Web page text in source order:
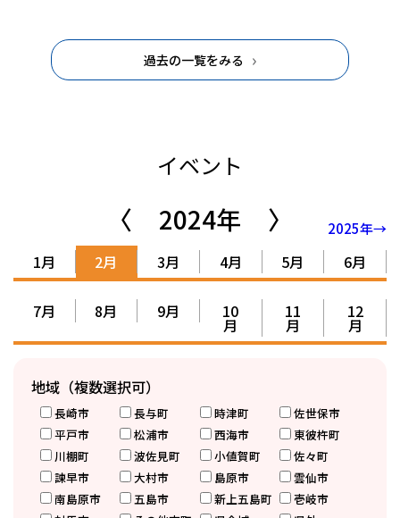
過去の一覧をみる
イベント
〈 2024年 〉 2025年→
1月 2月 3月 4月 5月 6月
7月 8月 9月 10
月
11
月
12
月
地域（複数選択可）
長崎市 長与町 時津町
佐世保市
平戸市
松浦市 西海市
東彼杵町
川棚町
波佐見町 小値賀町
佐々町
諫早市
大村市 島原市
雲仙市
南島原市
五島市 新上五島町
壱岐市